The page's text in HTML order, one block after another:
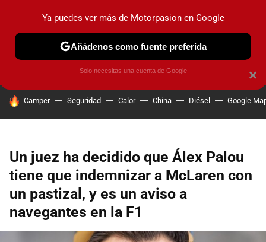
PRUEBAS COCHES ELÉCTRICOS OBSERVATORIO
HOY SE HABLA DE
Camper Seguridad Calor China Diésel Google
Un juez ha decidido que Álex Palou
tiene que indemnizar a McLaren con
un pastizal, y es un aviso a
navegantes en la F1
×
Ya puedes ver más de Motorpasion en Google
Añádenos como fuente preferida
Solo necesitas una cuenta de Google